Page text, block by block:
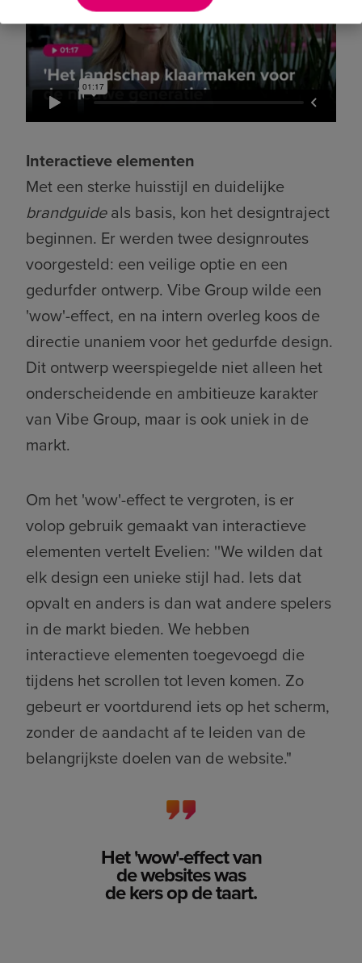
Interactieve elementen
Met een sterke huisstijl en duidelijke
brandguideals basis, kon het designtraject
beginnen. Er werden twee designroutes
voorgesteld: een veilige optie en een
gedurfder ontwerp. Vibe Group wilde een
'wow'-effect, en na intern overleg koos de
directie unaniem voor het gedurfde design.
Dit ontwerp weerspiegelde niet alleen het
onderscheidende en ambitieuze karakter
van Vibe Group, maar is ook uniek in de
markt.
Om het 'wow'-effect te vergroten, is er
volop gebruik gemaakt van interactieve
elementen vertelt Evelien: ''We wilden dat
elk design een unieke stijl had. Iets dat
opvalt en anders is dan wat andere spelers
in de markt bieden. We hebben
interactieve elementen toegevoegd die
tijdens het scrollen tot leven komen. Zo
gebeurt er voortdurend iets op het scherm,
zonder de aandacht af te leiden van de
belangrijkste doelen van de website."
Het 'wow'-effect van
de websites was
de kers op de taart.